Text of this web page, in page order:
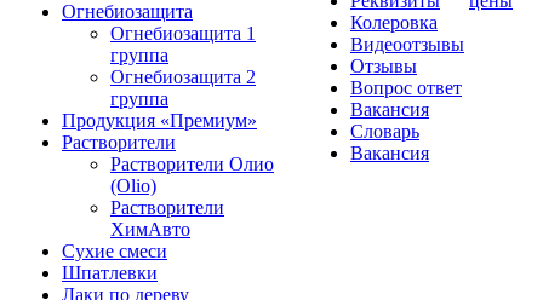
Огнебиозащита
Огнебиозащита 1
группа
Огнебиозащита 2
группа
Продукция «Премиум»
Растворители
Растворители Олио
(Olio)
Растворители
ХимАвто
Сухие смеси
Шпатлевки
Лаки по дереву
Колеровка
Видеоотзывы
Отзывы
Вопрос ответ
Вакансия
Словарь
Вакансия